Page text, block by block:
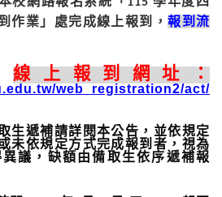
作業」處完成線上報到，報到流
線上報到網址 ：
web_registration2/act/
生遞補請詳閱本公告，並依規定
未依規定方式完成報到者，視為
議，缺額由備取生依序遞補報